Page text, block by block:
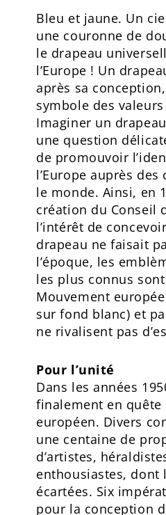
Bleu et jaune. Un
une couronne de
le drapeau
l’Europe ! Un
après sa
symbole des valeurs
Imaginer un
une question
de promouvoir
l’Europe auprès
le monde. Ainsi, en
création du Conseil
l’intérêt de
drapeau ne faisait
l’époque, les
les plus connus
Mouvement
sur fond blanc) et
ne rivalisent pas
Pour l’unité
Dans les années
finalement en quête
européen. Divers
une centaine de
d’artistes,
enthousiastes, dont
écartées. Six
pour la conception